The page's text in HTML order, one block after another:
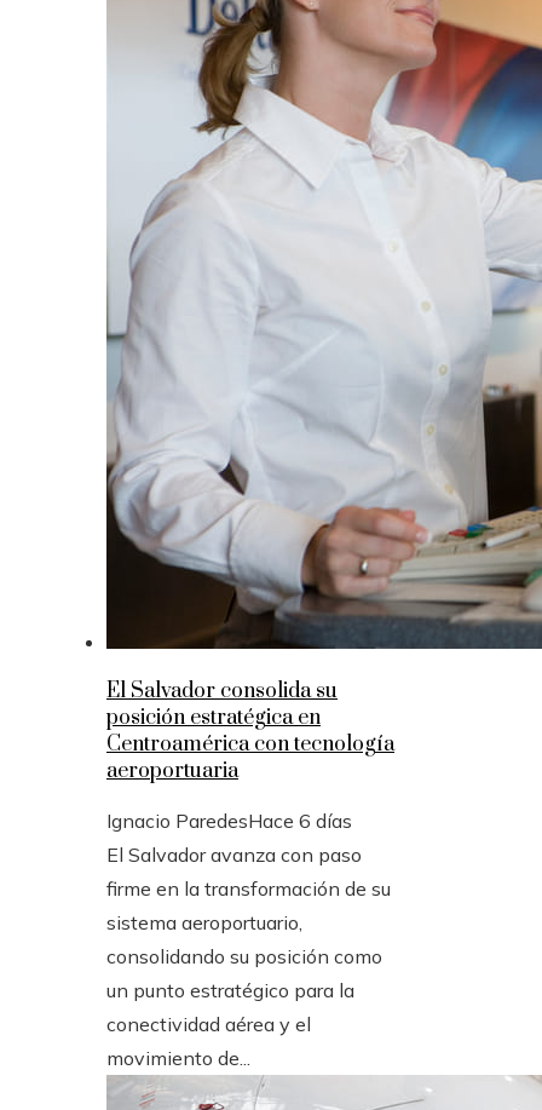
El Salvador consolida su
posición estratégica en
Centroamérica con tecnología
aeroportuaria
Ignacio ParedesHace 6 días
El Salvador avanza con paso
firme en la transformación de su
sistema aeroportuario,
consolidando su posición como
un punto estratégico para la
conectividad aérea y el
movimiento de...